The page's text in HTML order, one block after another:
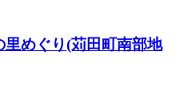
里めぐり(苅田町南部地